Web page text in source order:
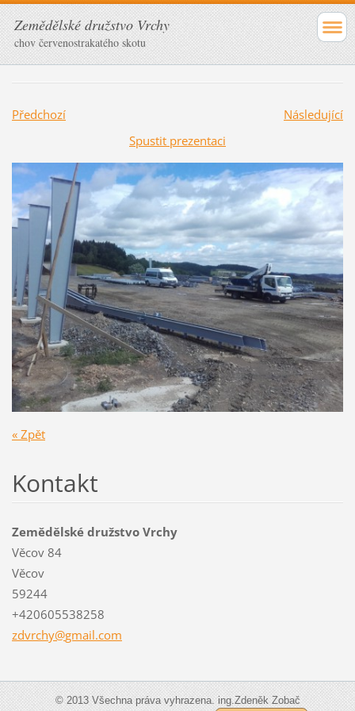
Zemědělské družstvo Vrchy
chov červenostrakatého skotu
Předchozí
Následující
Spustit prezentaci
« Zpět
Kontakt
Zemědělské družstvo Vrchy
Věcov 84
Věcov
59244
+420605538258
zdvrchy@gmail.com
© 2013 Všechna práva vyhrazena. ing.Zdeněk Zobač